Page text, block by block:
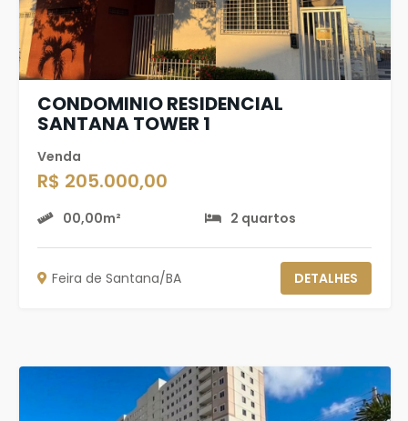
CONDOMINIO RESIDENCIAL
SANTANA TOWER 1
Venda
R$ 205.000,00
00,00m² 2 quartos
Feira de Santana/BA DETALHES